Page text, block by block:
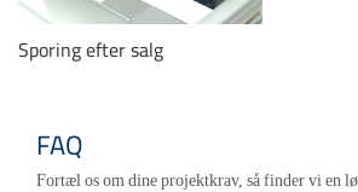
Sporing efter salg
FAQ
Fortæl os om dine projektkrav, så finder vi en